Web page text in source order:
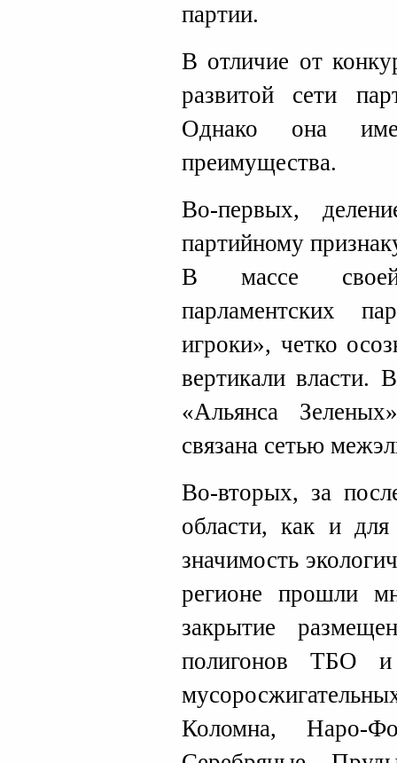
партии.
В отличие от
развитой сети
Однако она
преимущества.
Во-первых,
партийному
В массе своей
парламентских
игроки», четко
вертикали власти.
«Альянса
связана сетью
Во-вторых, за
области, как и
значимость
регионе прошли
закрытие
полигонов ТБО и
Коломна, Наро-